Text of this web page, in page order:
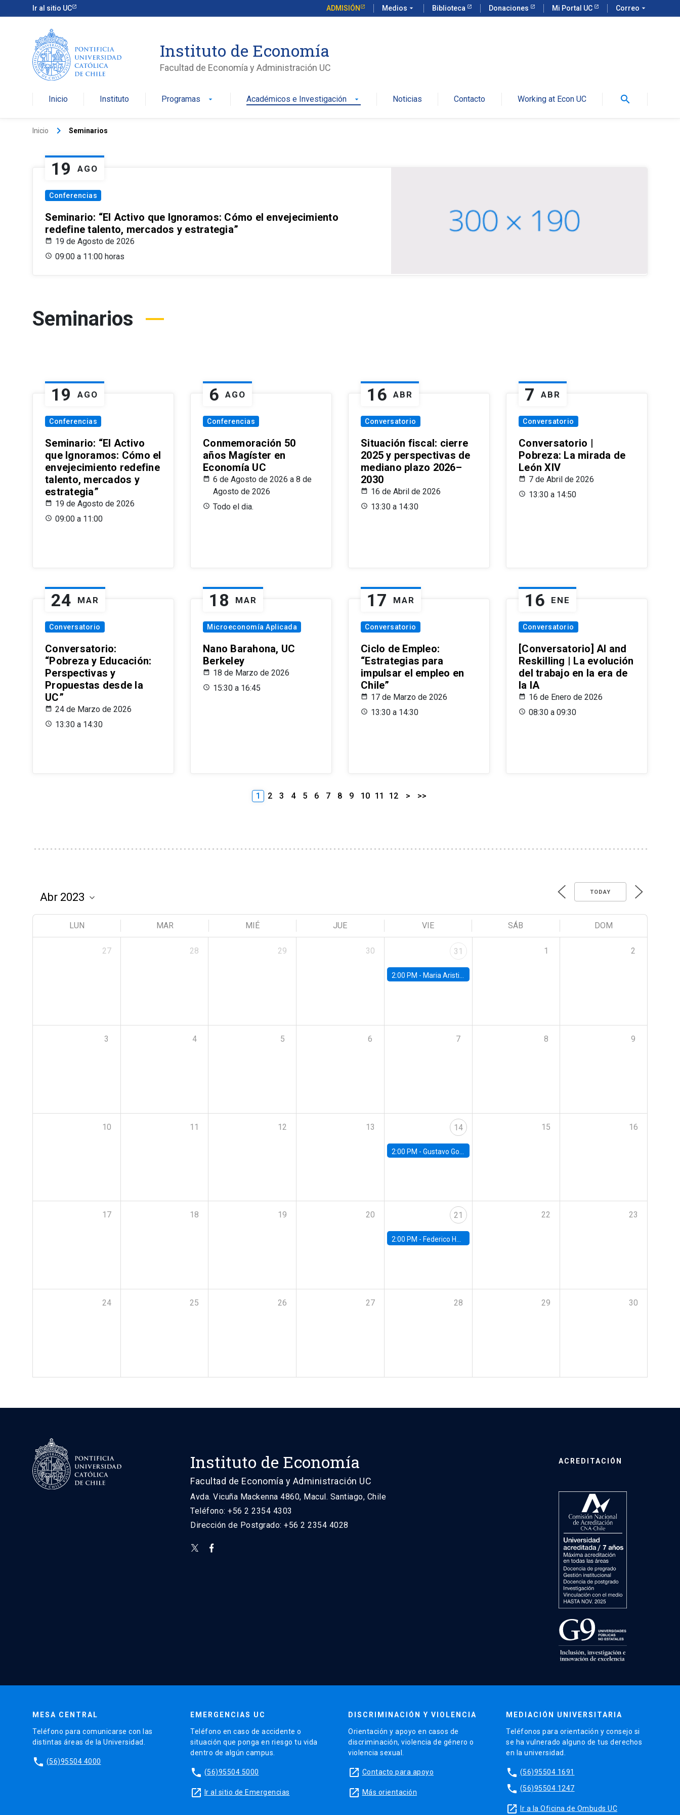
Ir al sitio UC ADMISIÓN Medios arrow_drop_down Biblioteca Donaciones Mi Portal UC Correo arrow_drop_down
Instituto de Economía
Facultad de Economía y Administración UC
Inicio Instituto Programas arrow_drop_down Académicos e Investigación arrow_drop_down Noticias Contacto Working at Econ UC search
Inicio keyboard_arrow_right Seminarios
19 AGO
Conferencias
Seminario: “El Activo que Ignoramos: Cómo el envejecimiento
redefine talento, mercados y estrategia”
19 de Agosto de 2026
09:00 a 11:00 horas
Seminarios
19 AGO
Conferencias
Seminario: “El Activo
que Ignoramos: Cómo el
envejecimiento redefine
talento, mercados y
estrategia”
19 de Agosto de 2026
09:00 a 11:00
6 AGO
Conferencias
Conmemoración 50
años Magíster en
Economía UC
6 de Agosto de 2026 a 8 de
Agosto de 2026
Todo el dia.
16 ABR
Conversatorio
Situación fiscal: cierre
2025 y perspectivas de
mediano plazo 2026–
2030
16 de Abril de 2026
13:30 a 14:30
7 ABR
Conversatorio
Conversatorio |
Pobreza: La mirada de
León XIV
7 de Abril de 2026
13:30 a 14:50
24 MAR
Conversatorio
Conversatorio:
“Pobreza y Educación:
Perspectivas y
Propuestas desde la
UC”
24 de Marzo de 2026
13:30 a 14:30
18 MAR
Microeconomía Aplicada
Nano Barahona, UC
Berkeley
18 de Marzo de 2026
15:30 a 16:45
17 MAR
Conversatorio
Ciclo de Empleo:
“Estrategias para
impulsar el empleo en
Chile”
17 de Marzo de 2026
13:30 a 14:30
16 ENE
Conversatorio
[Conversatorio] AI and
Reskilling | La evolución
del trabajo en la era de
la IA
16 de Enero de 2026
08:30 a 09:30
1 2 3 4 5 6 7 8 9 10 11 12 > >>
TODAY
LUN MAR MIÉ JUE VIE SÁB DOM
27 28 29 30 31
2:00 PM - Maria Aristizabal-Ramirez, FED Board
1 2
3 4 5 6 7 8 9
10 11 12 13 14
2:00 PM - Gustavo González - Banco Central de Chile
15 16
17 18 19 20 21
2:00 PM - Federico Huneeus - Banco Central de Chile
22 23
24 25 26 27 28 29 30
Instituto de Economía
Facultad de Economía y Administración UC
Avda. Vicuña Mackenna 4860, Macul. Santiago, Chile
Teléfono: +56 2 2354 4303
Dirección de Postgrado: +56 2 2354 4028
ACREDITACIÓN
MESA CENTRAL
Teléfono para comunicarse con las
distintas áreas de la Universidad.
phone (56)95504 4000
EMERGENCIAS UC
Teléfono en caso de accidente o
situación que ponga en riesgo tu vida
dentro de algún campus.
phone (56)95504 5000
launch Ir al sitio de Emergencias
DISCRIMINACIÓN Y VIOLENCIA
Orientación y apoyo en casos de
discriminación, violencia de género o
violencia sexual.
launch Contacto para apoyo
launch Más orientación
MEDIACIÓN UNIVERSITARIA
Teléfonos para orientación y consejo si
se ha vulnerado alguno de tus derechos
en la universidad.
phone (56)95504 1691
phone (56)95504 1247
launch Ir a la Oficina de Ombuds UC